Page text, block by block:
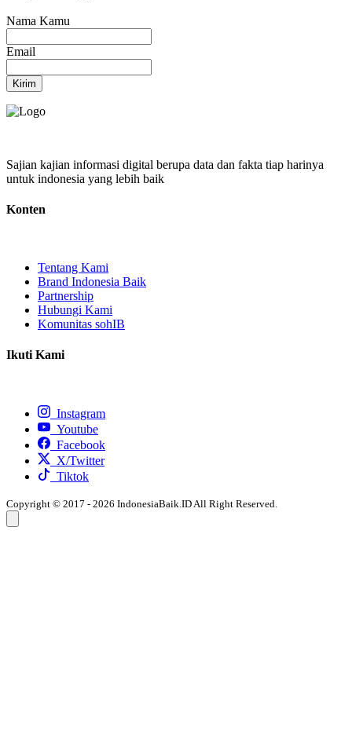
Nama Kamu
Email
Kirim
Sajian kajian informasi digital berupa data dan fakta tiap harinya
untuk indonesia yang lebih baik
Konten
Tentang Kami
Brand Indonesia Baik
Partnership
Hubungi Kami
Komunitas sohIB
Ikuti Kami
Instagram
Youtube
Facebook
X/Twitter
Tiktok
Copyright © 2017 - 2026 IndonesiaBaik.ID All Right Reserved.